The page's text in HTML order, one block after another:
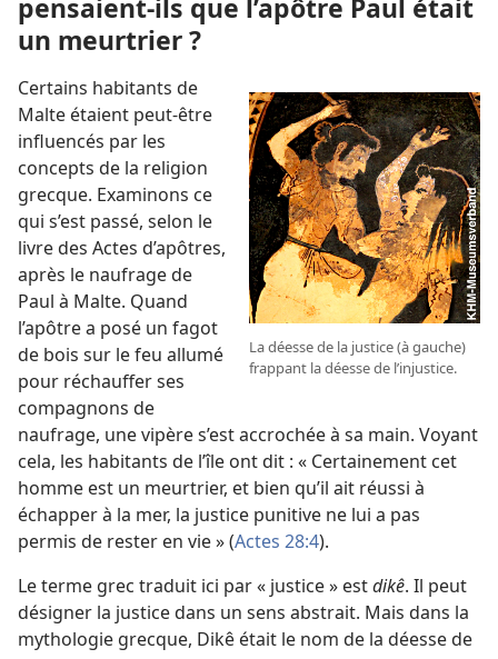
pensaient-ils que l’apôtre Paul était
un meurtrier ?
La déesse de la justice (à gauche)
frappant la déesse de l’injustice.
Certains habitants de
Malte étaient peut-être
influencés par les
concepts de la religion
grecque. Examinons ce
qui s’est passé, selon le
livre des Actes d’apôtres,
après le naufrage de
Paul à Malte. Quand
l’apôtre a posé un fagot
de bois sur le feu allumé
pour réchauffer ses
compagnons de
naufrage, une vipère s’est accrochée à sa main. Voyant
cela, les habitants de l’île ont dit : « Certainement cet
homme est un meurtrier, et bien qu’il ait réussi à
échapper à la mer, la justice punitive ne lui a pas
permis de rester en vie » (Actes 28:4).
Le terme grec traduit ici par « justice » estdikê. Il peut
désigner la justice dans un sens abstrait. Mais dans la
mythologie grecque, Dikê était le nom de la déesse de